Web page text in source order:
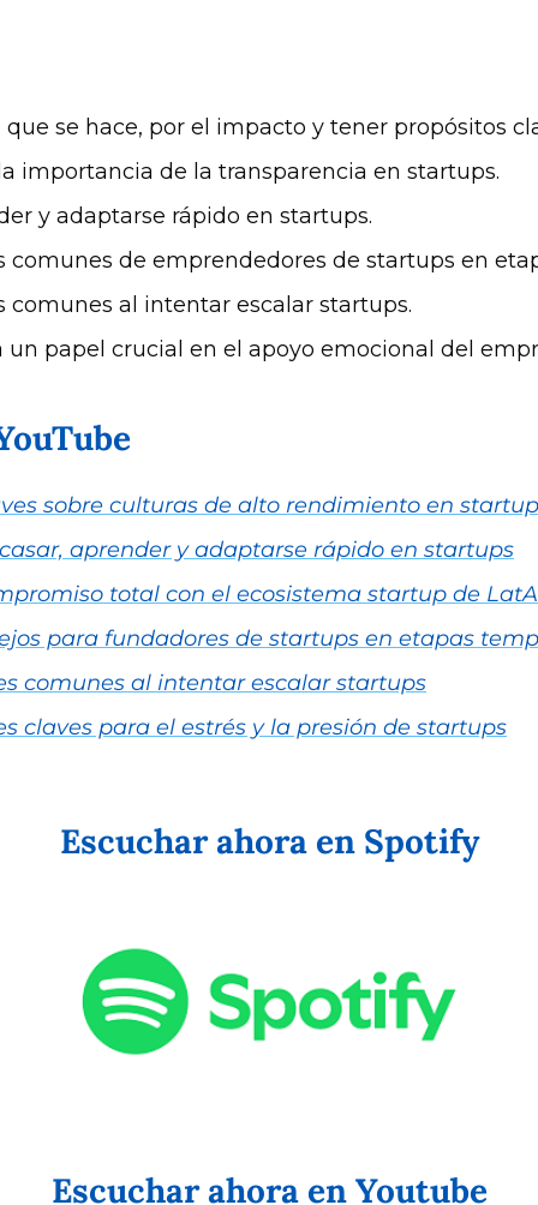
se hace, por el impacto y tener propósitos
importancia de la transparencia en startups.
y adaptarse rápido en startups.
comunes de emprendedores de startups en
comunes al intentar escalar startups.
un papel crucial en el apoyo emocional del
sobre culturas de alto rendimiento en
aprender y adaptarse rápido en startups
total con el ecosistema startup de
para fundadores de startups en etapas
comunes al intentar escalar startups
claves para el estrés y la presión de startups
Escuchar ahora en Spotify
Escuchar ahora en Youtube